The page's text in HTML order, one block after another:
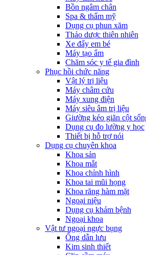
Bồn ngâm chân
Spa & thẩm mỹ
Dụng cụ phun xăm
Thảo dược thiên nhiên
Xe đẩy em bé
Máy tạo ẩm
Chăm sóc y tế gia đình
Phục hồi chức năng
Vật lý trị liệu
Máy châm cứu
Máy xung điện
Máy siêu âm trị liệu
Giường kéo giãn cột
Dụng cụ đo lường y học
Thiết bị hỗ trợ nói
Dụng cụ chuyên khoa
Khoa sản
Khoa mắt
Khoa chỉnh hình
Khoa tai mũi họng
Khoa răng hàm mặt
Ngoại niệu
Dụng cụ khám bệnh
Ngoại khoa
Vật tư ngoại ngực bụng
Ống dẫn lưu
Kim sinh thiết